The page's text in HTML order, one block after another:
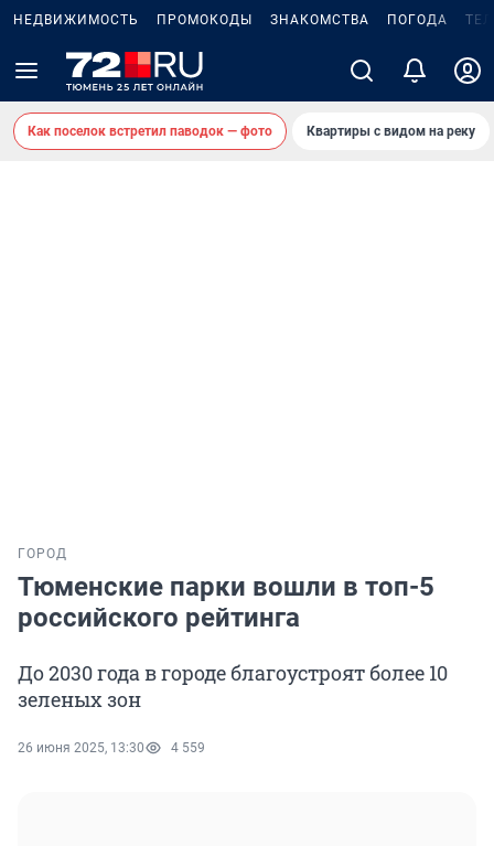
НЕДВИЖИМОСТЬ ПРОМОКОДЫ ЗНАКОМСТВА ПОГОДА
Как поселок встретил паводок — фото Квартиры с видом на реку
ГОРОД
Тюменские парки вошли в топ-5
российского рейтинга
До 2030 года в городе благоустроят более 10
зеленых зон
26 июня 2025, 13:30 4 559